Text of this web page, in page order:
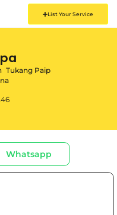
List Your Service
Tukang Paip
Whatsapp